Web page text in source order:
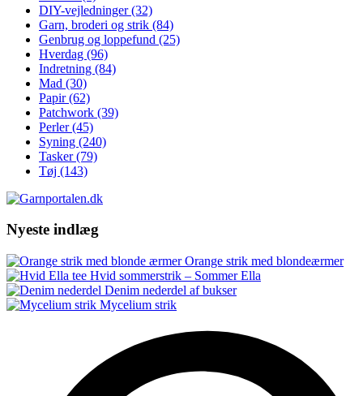
DIY-vejledninger(32)
Garn, broderi og strik (84)
Genbrug og loppefund (25)
Hverdag (96)
Indretning (84)
Mad (30)
Papir(62)
Patchwork (39)
Perler(45)
Syning (240)
Tasker(79)
Tøj (143)
Nyeste indlæg
Orange strik med blondeærmer
Hvid sommerstrik – Sommer Ella
Denim nederdel af bukser
Mycelium strik